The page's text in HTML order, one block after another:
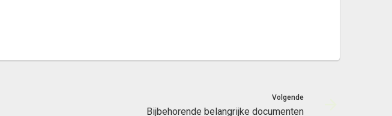
Volgende
Bijbehorende belangrijke documenten